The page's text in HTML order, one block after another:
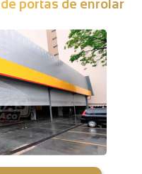
portas de enrolar